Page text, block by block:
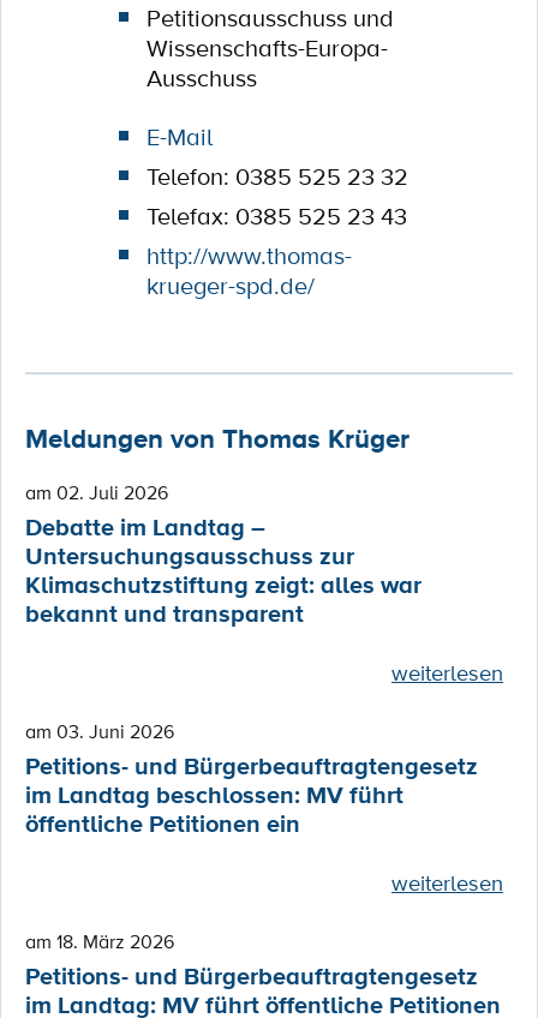
Petitionsausschuss und
Wissenschafts-Europa-
Ausschuss
E-Mail
Telefon: 0385 525 23 32
Telefax: 0385 525 23 43
http://www.thomas-
krueger-spd.de/
Meldungen von Thomas Krüger
am 02. Juli 2026
Debatte im Landtag –
Untersuchungsausschuss zur
Klimaschutzstiftung zeigt: alles war
bekannt und transparent
weiterlesen
am 03. Juni 2026
Petitions- und Bürgerbeauftragtengesetz
im Landtag beschlossen: MV führt
öffentliche Petitionen ein
weiterlesen
am 18. März 2026
Petitions- und Bürgerbeauftragtengesetz
im Landtag: MV führt öffentliche Petitionen